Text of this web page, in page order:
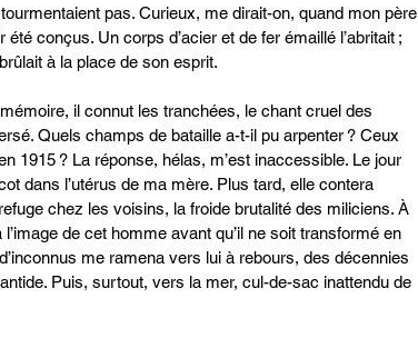
pas. Curieux, me dirait-on, quand mon père
conçus. Un corps d’acier et de fer émaillé l’abritait ;
à la place de son esprit.
il connut les tranchées, le chant cruel des
Quels champs de bataille a-t-il pu arpenter ? Ceux
1915 ? La réponse, hélas, m’est inaccessible. Le jour
dans l’utérus de ma mère. Plus tard, elle contera
chez les voisins, la froide brutalité des miliciens. À
de cet homme avant qu’il ne soit transformé en
me ramena vers lui à rebours, des décennies
Puis, surtout, vers la mer, cul-de-sac inattendu de